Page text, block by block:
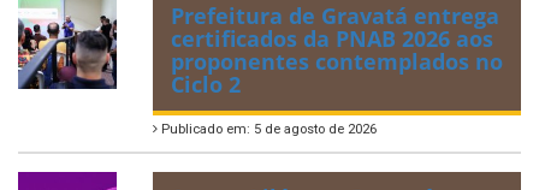
Prefeitura de Gravatá entrega
certificados da PNAB 2026 aos
proponentes contemplados no
Ciclo 2
Publicado em: 5 de agosto de 2026